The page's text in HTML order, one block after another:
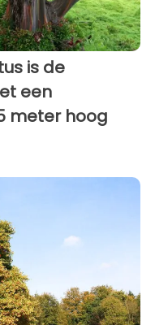
is de
een
meter hoog